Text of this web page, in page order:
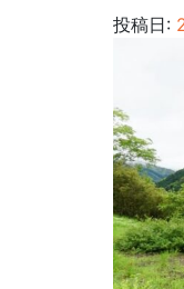
投稿日: